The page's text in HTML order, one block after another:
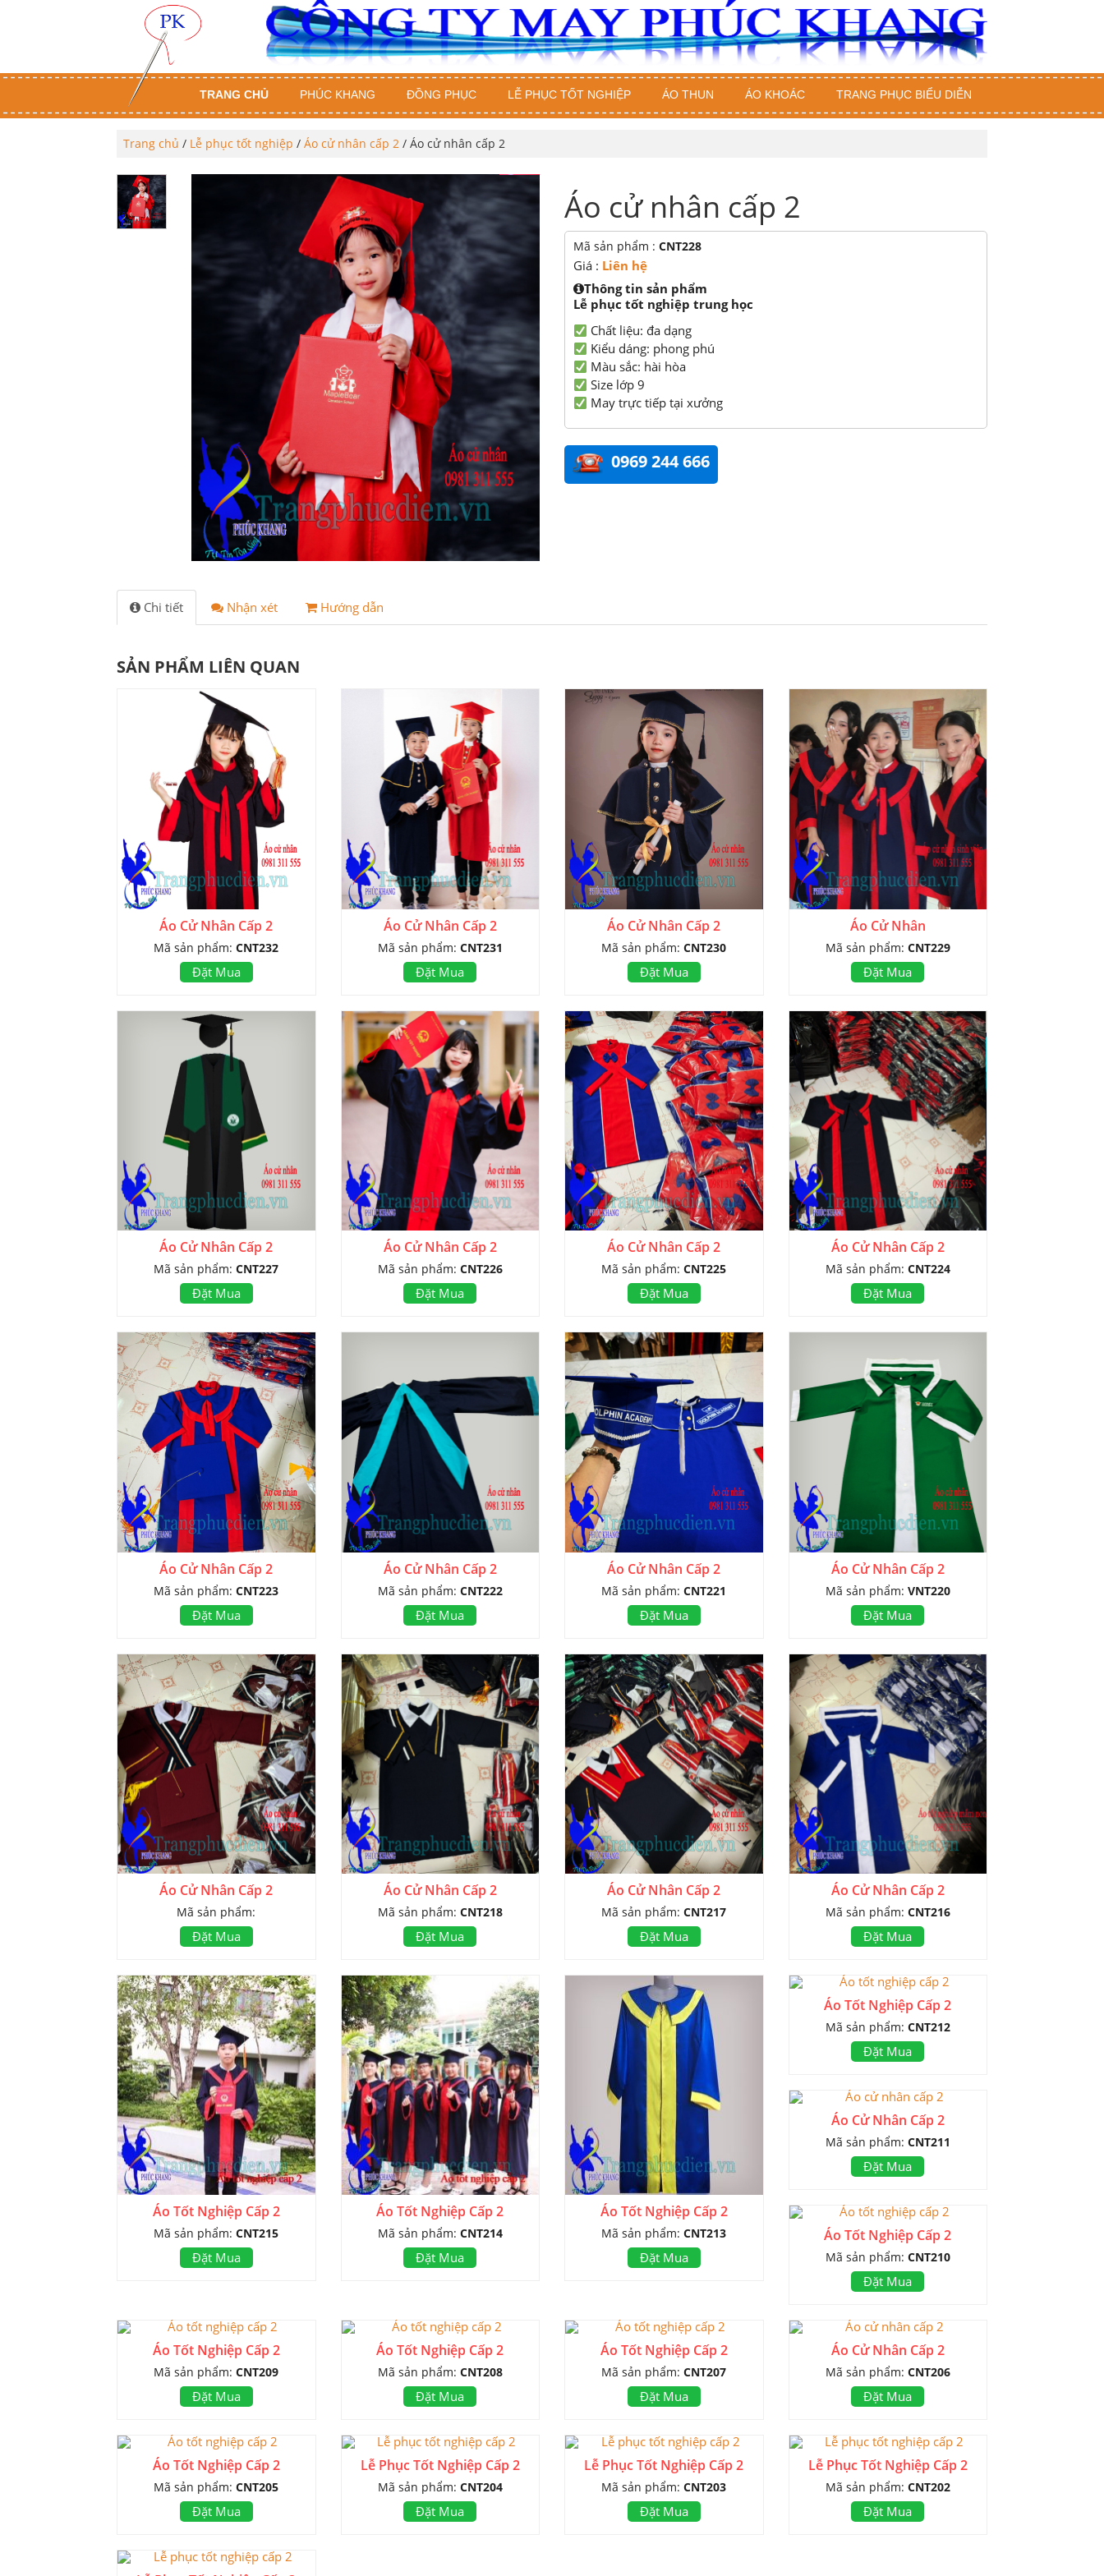
TRANG CHỦ PHÚC KHANG ĐỒNG PHỤC LỄ PHỤC TỐT NGHIỆP ÁO THUN ÁO KHOÁC TRANG PHỤC BIỂU DIỄN
Trang chủ / Lễ phục tốt nghiệp / Áo cử nhân cấp 2 / Áo cử nhân cấp 2
Áo cử nhân cấp 2
Mã sản phẩm : CNT228
Giá : Liên hệ
Thông tin sản phẩm
Lễ phục tốt nghiệp trung học
Chất liệu: đa dạng
Kiểu dáng: phong phú
Màu sắc: hài hòa
Size lớp 9
May trực tiếp tại xưởng
0969 244 666
Chi tiết Nhận xét Hướng dẫn
SẢN PHẨM LIÊN QUAN
Áo Cử Nhân Cấp 2
Mã sản phẩm:CNT232
Đặt Mua
Áo Cử Nhân Cấp 2
Mã sản phẩm: CNT231
Đặt Mua
Áo Cử Nhân Cấp 2
Mã sản phẩm:CNT230
Đặt Mua
Áo Cử Nhân
Mã sản phẩm: CNT229
Đặt Mua
Áo Cử Nhân Cấp 2
Mã sản phẩm:CNT227
Đặt Mua
Áo Cử Nhân Cấp 2
Mã sản phẩm: CNT226
Đặt Mua
Áo Cử Nhân Cấp 2
Mã sản phẩm:CNT225
Đặt Mua
Áo Cử Nhân Cấp 2
Mã sản phẩm: CNT224
Đặt Mua
Áo Cử Nhân Cấp 2
Mã sản phẩm:CNT223
Đặt Mua
Áo Cử Nhân Cấp 2
Mã sản phẩm: CNT222
Đặt Mua
Áo Cử Nhân Cấp 2
Mã sản phẩm:CNT221
Đặt Mua
Áo Cử Nhân Cấp 2
Mã sản phẩm: VNT220
Đặt Mua
Áo Cử Nhân Cấp 2
Mã sản phẩm:
Đặt Mua
Áo Cử Nhân Cấp 2
Mã sản phẩm: CNT218
Đặt Mua
Áo Cử Nhân Cấp 2
Mã sản phẩm:CNT217
Đặt Mua
Áo Cử Nhân Cấp 2
Mã sản phẩm: CNT216
Đặt Mua
Áo Tốt Nghiệp Cấp 2
Mã sản phẩm:CNT215
Đặt Mua
Áo Tốt Nghiệp Cấp 2
Mã sản phẩm: CNT214
Đặt Mua
Áo Tốt Nghiệp Cấp 2
Mã sản phẩm:CNT213
Đặt Mua
Áo Tốt Nghiệp Cấp 2
Mã sản phẩm: CNT212
Đặt Mua
Áo Cử Nhân Cấp 2
Mã sản phẩm: CNT211
Đặt Mua
Áo Tốt Nghiệp Cấp 2
Mã sản phẩm: CNT210
Đặt Mua
Áo Tốt Nghiệp Cấp 2
Mã sản phẩm:CNT209
Đặt Mua
Áo Tốt Nghiệp Cấp 2
Mã sản phẩm: CNT208
Đặt Mua
Áo Tốt Nghiệp Cấp 2
Mã sản phẩm:CNT207
Đặt Mua
Áo Cử Nhân Cấp 2
Mã sản phẩm: CNT206
Đặt Mua
Áo Tốt Nghiệp Cấp 2
Mã sản phẩm:CNT205
Đặt Mua
Lễ Phục Tốt Nghiệp Cấp 2
Mã sản phẩm: CNT204
Đặt Mua
Lễ Phục Tốt Nghiệp Cấp 2
Mã sản phẩm:CNT203
Đặt Mua
Lễ Phục Tốt Nghiệp Cấp 2
Mã sản phẩm: CNT202
Đặt Mua